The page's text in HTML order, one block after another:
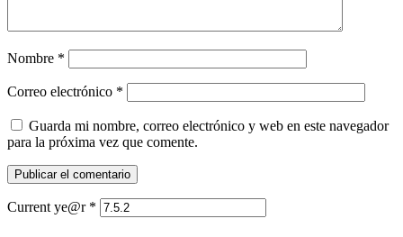
Nombre *
Correo electrónico *
Guarda mi nombre, correo electrónico y web en este navegador
para la próxima vez que comente.
Current ye@r *